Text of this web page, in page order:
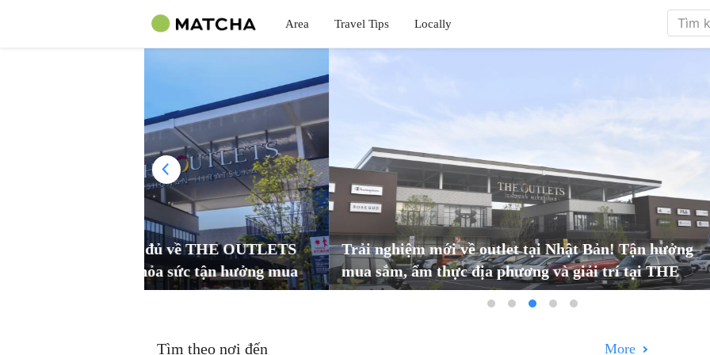
Area Travel Tips Locally
Trải nghiệm mới về outlet tại Nhật Bản! Tận hưởng
mua sắm, ẩm thực địa phương và giải trí tại THE
OUTLETS!
Tuyệt Vời Khi Có!
Ngầm Và Vé Vào Cửa
Tìm theo nơi đến More